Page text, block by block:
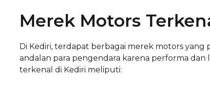
Merek Motors
Di Kediri, terdapat berbagai merek motors
andalan para pengendara karena performa
terkenal di Kediri meliputi: